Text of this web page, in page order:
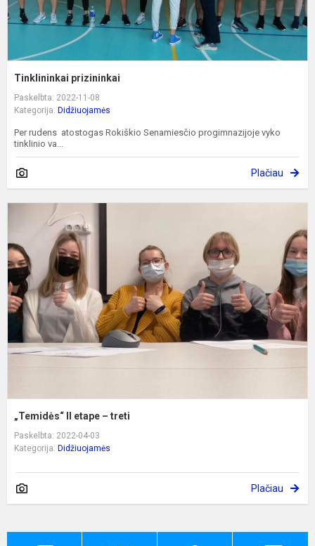
Tinklininkai prizininkai
Paskelbta: 2022-11-08
Kategorija: Didžiuojamės
Per rudens atostogas Rokiškio Senamiesčio progimnazijoje vyko
tinklinio va...
Plačiau
„Temidės“ II etape – treti
Paskelbta: 2022-04-03
Kategorija: Didžiuojamės
Plačiau